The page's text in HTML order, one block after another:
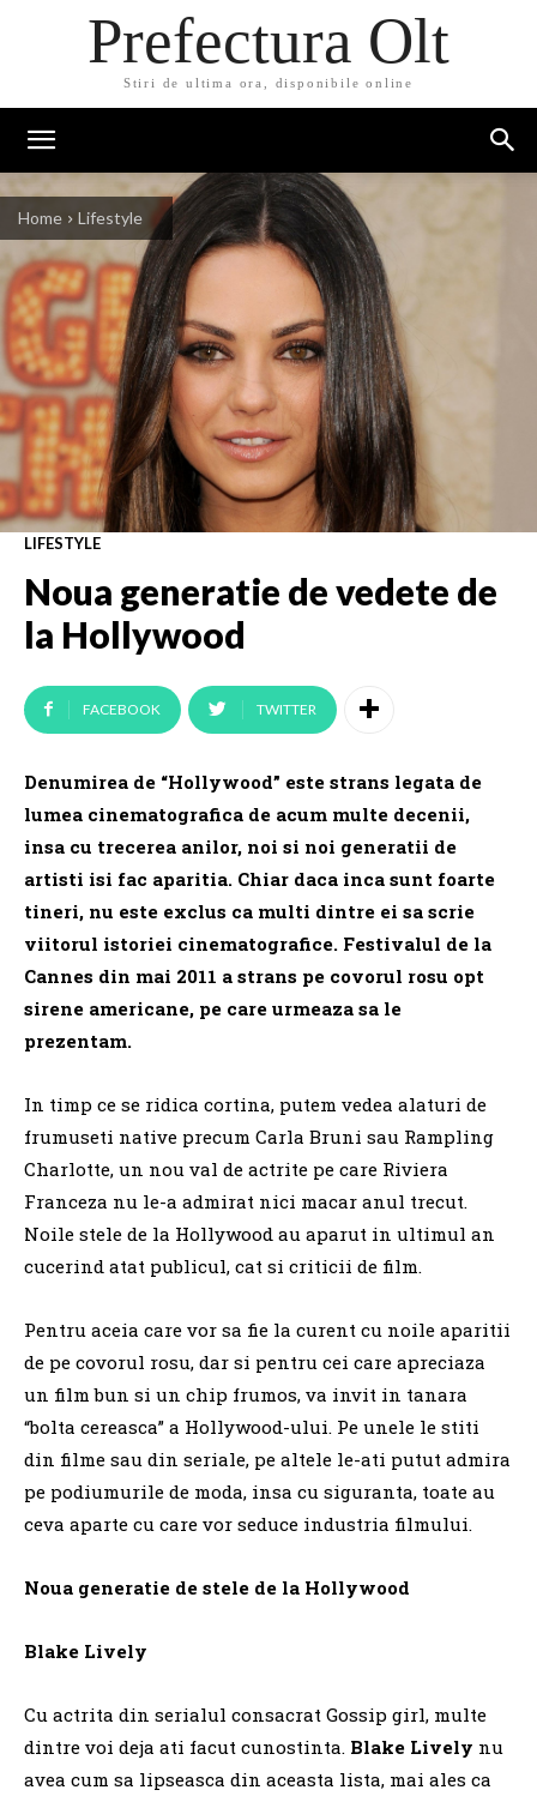
Prefectura Olt
Stiri de ultima ora, disponibile online
Home Lifestyle
LIFESTYLE
Noua generatie de vedete de
la Hollywood
FACEBOOK TWITTER
Denumirea de “Hollywood” este strans legata de
lumea cinematografica de acum multe decenii,
insa cu trecerea anilor, noi si noi generatii de
artisti isi fac aparitia. Chiar daca inca sunt foarte
tineri, nu este exclus ca multi dintre ei sa scrie
viitorul istoriei cinematografice. Festivalul de la
Cannes din mai 2011 a strans pe covorul rosu opt
sirene americane, pe care urmeaza sa le
prezentam.
In timp ce se ridica cortina, putem vedea alaturi de
frumuseti native precum Carla Bruni sau Rampling
Charlotte, un nou val de actrite pe care Riviera
Franceza nu le-a admirat nici macar anul trecut.
Noile stele de la Hollywood au aparut in ultimul an
cucerind atat publicul, cat si criticii de film.
Pentru aceia care vor sa fie la curent cu noile aparitii
de pe covorul rosu, dar si pentru cei care apreciaza
un film bun si un chip frumos, va invit in tanara
“bolta cereasca” a Hollywood-ului. Pe unele le stiti
din filme sau din seriale, pe altele le-ati putut admira
pe podiumurile de moda, insa cu siguranta, toate au
ceva aparte cu care vor seduce industria filmului.
Noua generatie de stele de la Hollywood
Blake Lively
Cu actrita din serialul consacrat Gossip girl, multe
dintre voi deja ati facut cunostinta. Blake Lively nu
avea cum sa lipseasca din aceasta lista, mai ales ca